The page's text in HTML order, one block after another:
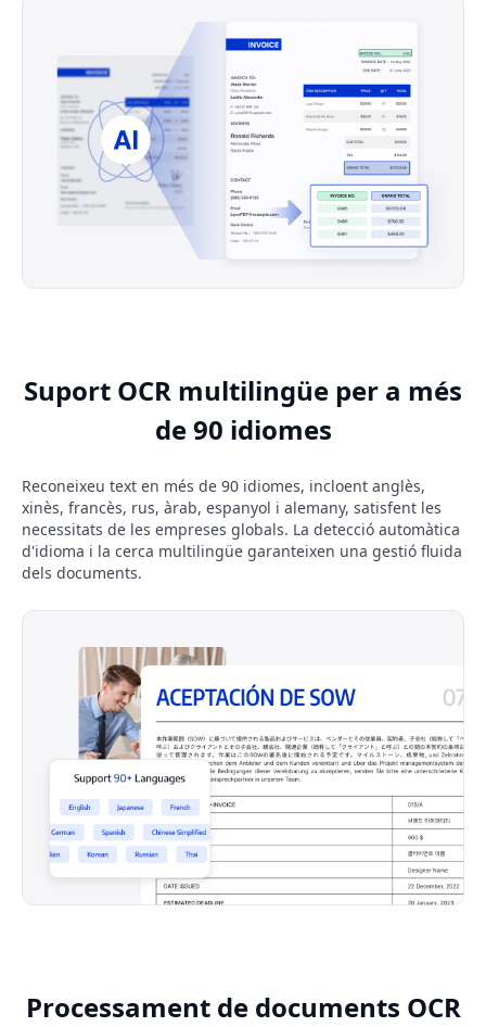
Suport OCR multilingüe per a més
de 90 idiomes
Reconeixeu text en més de 90 idiomes, incloent anglès,
xinès, francès, rus, àrab, espanyol i alemany, satisfent les
necessitats de les empreses globals. La detecció automàtica
d'idioma i la cerca multilingüe garanteixen una gestió fluida
dels documents.
Processament de documents OCR